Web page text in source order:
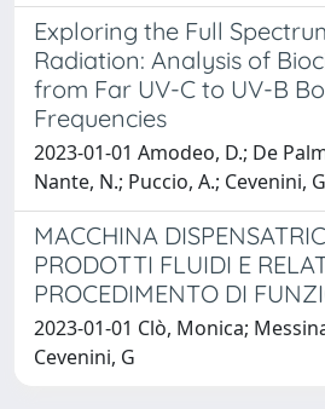
Exploring the Full
Radiation: Analysis of
from Far UV-C to UV-B
Frequencies
2023-01-01 Amodeo, D.; De
Nante, N.; Puccio, A.; Cevenini,
MACCHINA
PRODOTTI FLUIDI E
PROCEDIMENTO DI
2023-01-01 Clò, Monica;
Cevenini, G